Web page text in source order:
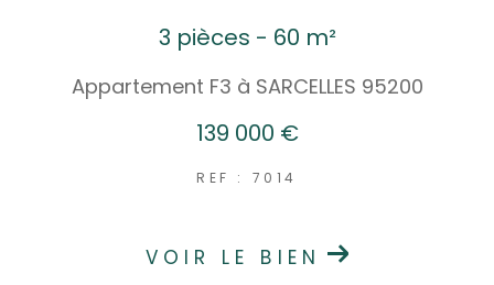
3 pièces - 60 m²
Appartement F3 à SARCELLES 95200
139 000 €
REF : 7014
VOIR LE BIEN